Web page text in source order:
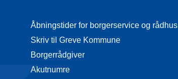
Åbningstider for borgerservice og rådhus
Skriv til Greve Kommune
Borgerrådgiver
Akutnumre